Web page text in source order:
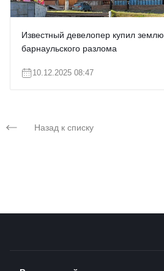
️Известный девелопер купил землю
барнаульского разлома
10.12.2025 08:47
Назад к списку